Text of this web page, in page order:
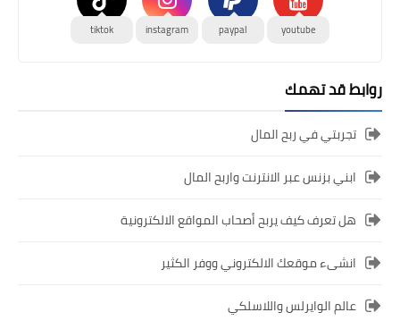
youtube
paypal
instagram
tiktok
روابط قد تهمك
تجربتي في ربح المال
ابني بزنس عبر الانترنت واربح المال
هل تعرف كيف يربح أصحاب المواقع الالكترونية
انشىء موقعك الالكتروني ووفر الكثير
عالم الوايرلس واللاسلكي